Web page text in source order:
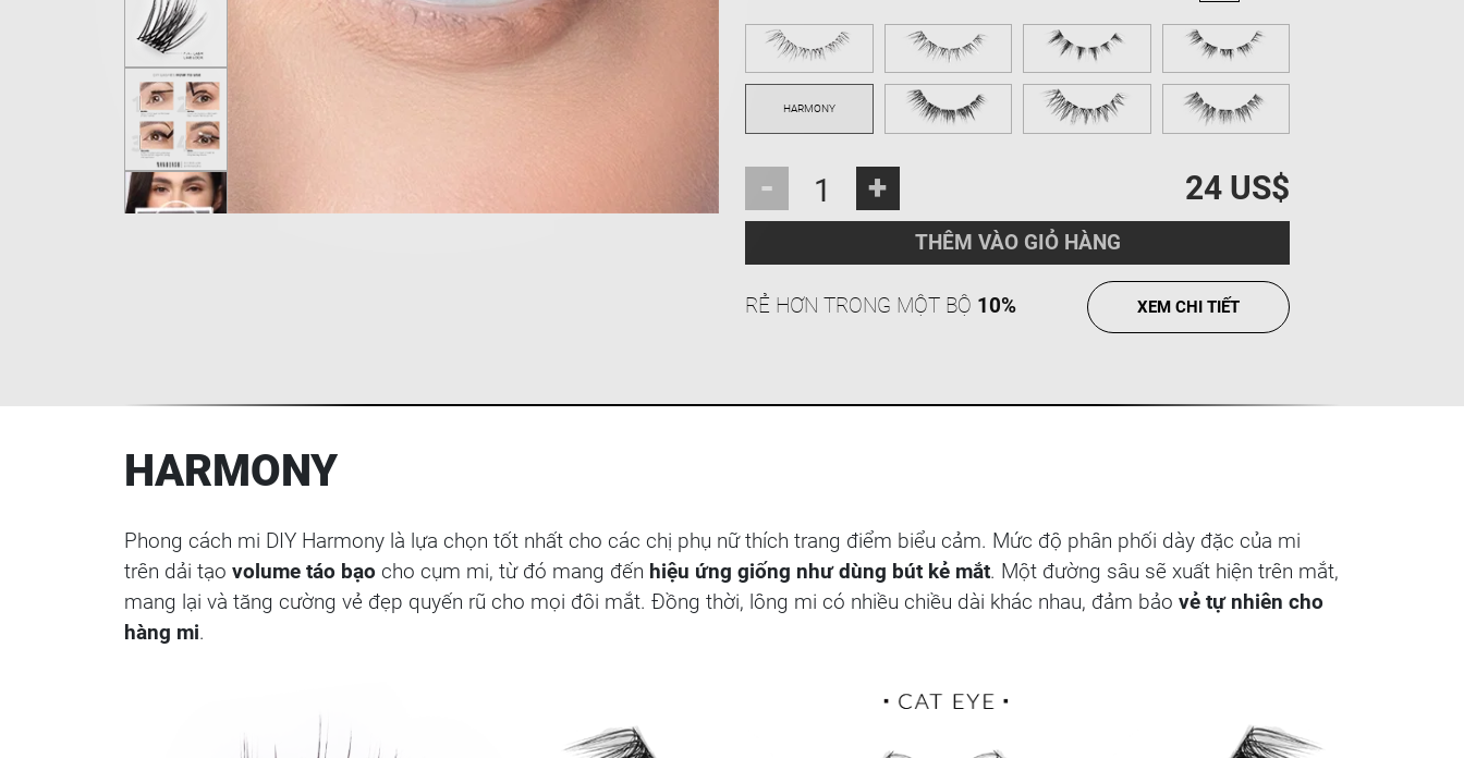
- + 24 US$
THÊM VÀO GIỎ HÀNG
RẺ HƠN TRONG MỘT BỘ 10% XEM CHI TIẾT
HARMONY
Phong cách mi DIY Harmony là lựa chọn tốt nhất cho các chị phụ nữ thích trang điểm biểu cảm. Mức độ phân phối dày đặc của mi
trên dải tạo volume táo bạo cho cụm mi, từ đó mang đến hiệu ứng giống như dùng bút kẻ mắt. Một đường sâu sẽ xuất hiện trên mắt,
mang lại và tăng cường vẻ đẹp quyến rũ cho mọi đôi mắt. Đồng thời, lông mi có nhiều chiều dài khác nhau, đảm bảo vẻ tự nhiên cho
hàng mi.